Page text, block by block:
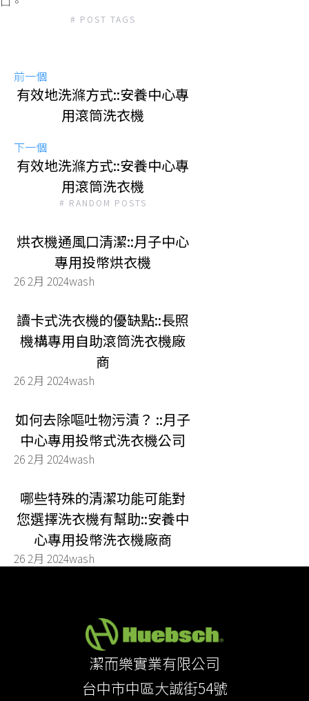
# POST TAGS
前一個
有效地洗滌方式::安養中心專
用滾筒洗衣機
下一個
有效地洗滌方式::安養中心專
用滾筒洗衣機
# RANDOM POSTS
烘衣機通風口清潔::月子中心
專用投幣烘衣機
26 2月 2024wash
讀卡式洗衣機的優缺點::長照
機構專用自助滾筒洗衣機廠
商
26 2月 2024wash
如何去除嘔吐物污漬？ ::月子
中心專用投幣式洗衣機公司
26 2月 2024wash
哪些特殊的清潔功能可能對
您選擇洗衣機有幫助::安養中
心專用投幣洗衣機廠商
26 2月 2024wash
潔而樂實業有限公司
台中市中區大誠街54號